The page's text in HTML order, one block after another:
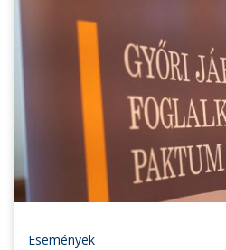
Események